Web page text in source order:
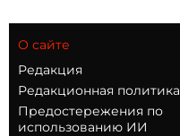
О сайте
Редакция
Редакционная политика
Предостережения по
использованию ИИ